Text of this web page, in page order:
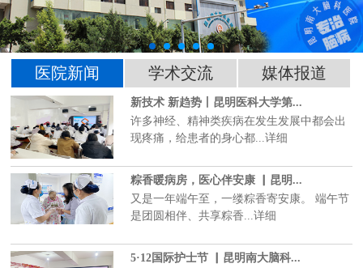
医院新闻 学术交流 媒体报道
新技术 新趋势丨昆明医科大学第...
许多神经、精神类疾病在发生发展中都会出
现疼痛，给患者的身心都...详细
粽香暖病房，医心伴安康 ▏昆明...
又是一年端午至，一缕粽香寄安康。 端午节
是团圆相伴、共享粽香...详细
5·12国际护士节 ▏昆明南大脑科...